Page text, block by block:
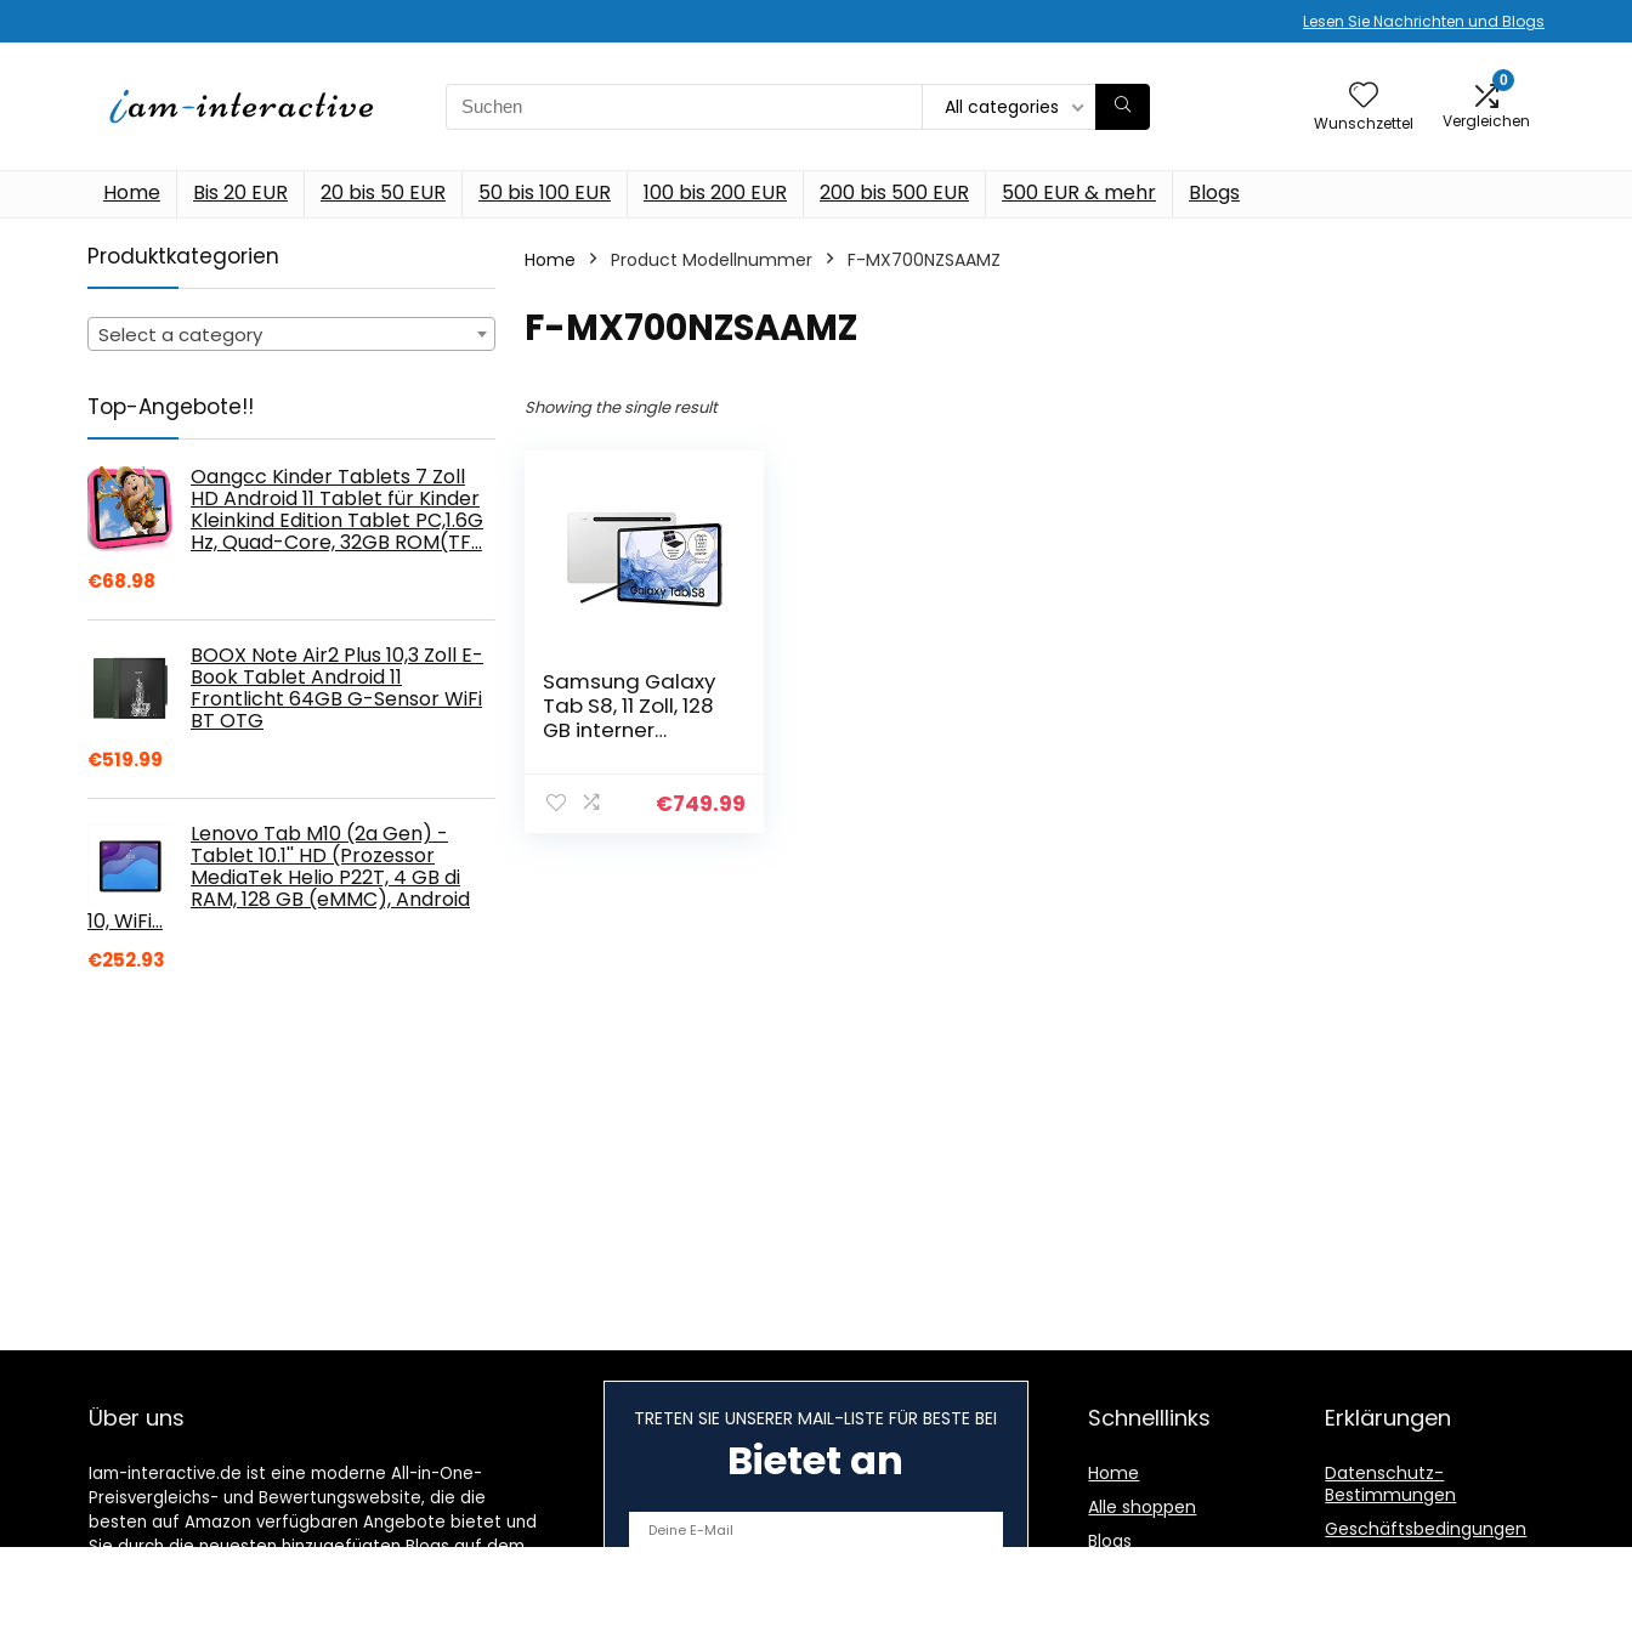
Lesen Sie Nachrichten und Blogs
Search
for:
All categories
Wunschzettel
0
Vergleichen
Home Bis 20 EUR 20 bis 50 EUR 50 bis 100 EUR 100 bis 200 EUR 200 bis 500 EUR 500 EUR & mehr Blogs
Produktkategorien
Select a category
Top-Angebote!!
Oangcc Kinder Tablets 7 Zoll
HD Android 11 Tablet für Kinder
Kleinkind Edition Tablet PC,1.6G
Hz, Quad-Core, 32GB ROM(TF…
€68.98
BOOX Note Air2 Plus 10,3 Zoll E-
Book Tablet Android 11
Frontlicht 64GB G-Sensor WiFi
BT OTG
€519.99
Lenovo Tab M10 (2a Gen) -
Tablet 10.1'' HD (Prozessor
MediaTek Helio P22T, 4 GB di
RAM, 128 GB (eMMC), Android
10, WiFi…
€252.93
Home Product Modellnummer ‎F-MX700NZSAAMZ
‎F-MX700NZSAAMZ
Showing the single result
Samsung Galaxy
Tab S8, 11 Zoll, 128
GB interner
Android Tablet
€749.99
Über uns
Iam-interactive.de ist eine moderne All-in-One-
Preisvergleichs- und Bewertungswebsite, die die
besten auf Amazon verfügbaren Angebote bietet und
Sie durch die neuesten hinzugefügten Blogs auf dem
TRETEN SIE UNSERER MAIL-LISTE FÜR BESTE BEI
Bietet an
Schnelllinks
Home
Alle shoppen
Blogs
Erklärungen
Datenschutz-
Bestimmungen
Geschäftsbedingungen